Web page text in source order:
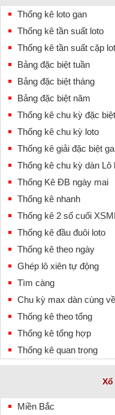
Thống kê loto gan
Thống kê tần suất loto
Thống kê tần suất cặp
Bảng đặc biệt tuần
Bảng đặc biệt tháng
Bảng đặc biệt năm
Thống kê chu kỳ đặc biệt
Thống kê chu kỳ loto
Thống kê giải đặc biệt
Thống kê chu kỳ dàn Lô
Thống Kê ĐB ngày mai
Thống kê nhanh
Thống kê 2 số cuối
Thống kê đầu đuôi loto
Thống kê theo ngày
Ghép lô xiên tự động
Tìm càng
Chu kỳ max dàn cùng về
Thống kê theo tổng
Thống kê tổng hợp
Thống kê quan trọng
Xổ
Miền Bắc